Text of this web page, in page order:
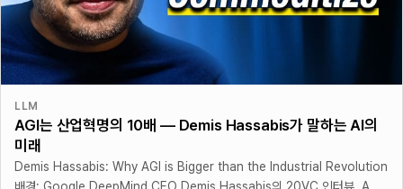
LLM
AGI는 산업혁명의 10배 — Demis Hassabis가 말하는 AI의
미래
Demis Hassabis: Why AGI is Bigger than the Industrial Revolution